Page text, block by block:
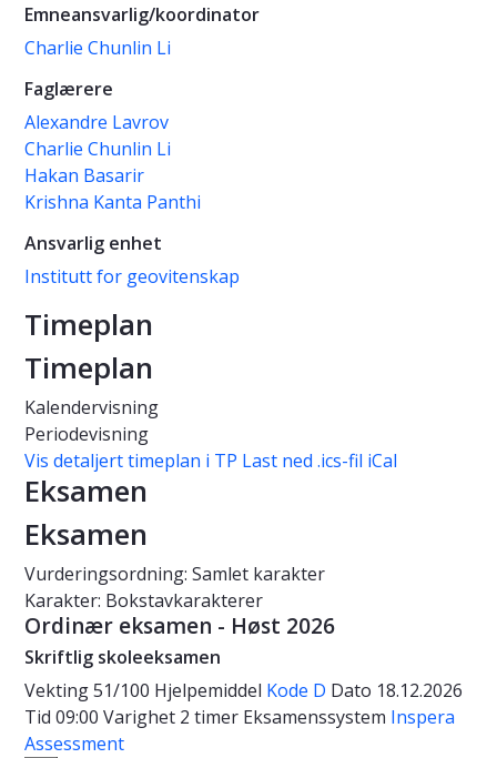
Emneansvarlig/koordinator
Charlie Chunlin Li
Faglærere
Alexandre Lavrov
Charlie Chunlin Li
Hakan Basarir
Krishna Kanta Panthi
Ansvarlig enhet
Institutt for geovitenskap
Timeplan
Timeplan
Kalendervisning
Periodevisning
Vis detaljert timeplan i TP Last ned .ics-fil iCal
Eksamen
Eksamen
Vurderingsordning: Samlet karakter
Karakter: Bokstavkarakterer
Ordinær eksamen - Høst 2026
Skriftlig skoleeksamen
Vekting51/100 Hjelpemiddel Kode D Dato 18.12.2026
Tid 09:00 Varighet 2 timer Eksamenssystem Inspera
Assessment